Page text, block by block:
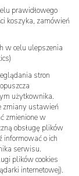
prawidłowego
koszyka, zamówień
w celu ulepszenia
stron
użytkownika.
zmiany ustawień
zmienione w
obsługę plików
informować o ich
serwisu.
plików cookies
internetowej).